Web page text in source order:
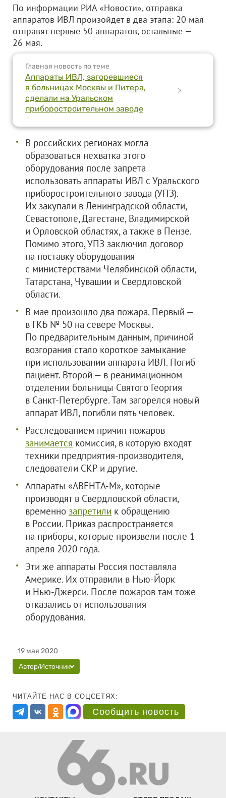
По информации РИА «Новости», отправка
аппаратов ИВЛ произойдет в два этапа: 20 мая
отправят первые 50 аппаратов, остальные —
26 мая.
Главная новость по теме
Аппараты ИВЛ, загоревшиеся
в больницах Москвы и Питера,
сделали на Уральском
приборостроительном заводе
>
В российских регионах могла
образоваться нехватка этого
оборудования после запрета
использовать аппараты ИВЛ с Уральского
приборостроительного завода (УПЗ).
Их закупали в Ленинградской области,
Севастополе, Дагестане, Владимирской
и Орловской областях, а также в Пензе.
Помимо этого, УПЗ заключил договор
на поставку оборудования
с министерствами Челябинской области,
Татарстана, Чувашии и Свердловской
области.
В мае произошло два пожара. Первый —
в ГКБ № 50 на севере Москвы.
По предварительным данным, причиной
возгорания стало короткое замыкание
при использовании аппарата ИВЛ. Погиб
пациент. Второй — в реанимационном
отделении больницы Святого Георгия
в Санкт-Петербурге. Там загорелся новый
аппарат ИВЛ, погибли пять человек.
Расследованием причин пожаров
занимается комиссия, в которую входят
техники предприятия-производителя,
следователи СКР и другие.
Аппараты «АВЕНТА-М», которые
производят в Свердловской области,
временно запретили к обращению
в России. Приказ распространяется
на приборы, которые произвели после 1
апреля 2020 года.
Эти же аппараты Россия поставляла
Америке. Их отправили в Нью-Йорк
и Нью-Джерси. После пожаров там тоже
отказались от использования
оборудования.
19 мая 2020
Автор/Источник
ЧИТАЙТЕ НАС В СОЦСЕТЯХ:
Сообщить новость